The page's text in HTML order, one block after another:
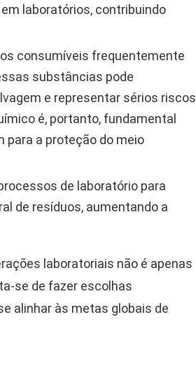
laboratórios, contribuindo
consumíveis frequentemente
substâncias pode
e representar sérios riscos
é, portanto, fundamental
para a proteção do meio
de laboratório para
de resíduos, aumentando a
laboratoriais não é apenas
se de fazer escolhas
alinhar às metas globais de